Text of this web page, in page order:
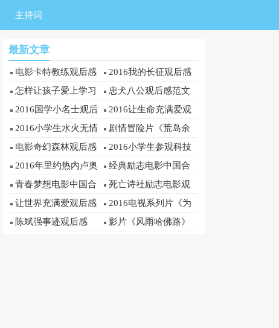
主持词
最新文章
电影卡特教练观后感
1000字
2016我的长征观后感
怎样让孩子爱上学习
观后感2016
忠犬八公观后感范文
2016国学小名士观后
感
2016让生命充满爱观
后感
2016小学生水火无情
观后感范文
剧情冒险片《荒岛余
生》观后感
电影奇幻森林观后感
范文
2016小学生参观科技
馆观后感
2016年里约热内卢奥
运会比赛观后感精选范
文
经典励志电影中国合
伙人观后感2016
青春梦想电影中国合
伙人观后感
死亡诗社励志电影观
后感2016
让世界充满爱观后感
2016电视系列片《为
你而歌》(第十四部)观
陈斌强事迹观后感
影片《风雨哈佛路》